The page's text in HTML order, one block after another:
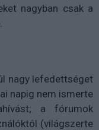
nagyban csak a
nagy lefedettséget
napig nem ismerte
a fórumok
(világszerte